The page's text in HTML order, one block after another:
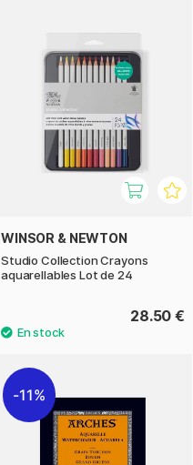
WINSOR & NEWTON
Studio Collection Crayons
aquarellables Lot de 24
28.50 €
11%